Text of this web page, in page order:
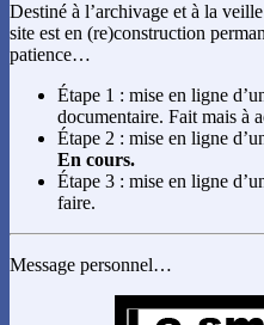
Destiné à l’archivage et à la
site est en (re)construction
patience…
Étape 1 : mise en ligne
documentaire. Fait mais à
Étape 2 : mise en ligne
En cours.
Étape 3 : mise en ligne
faire.
Message personnel…